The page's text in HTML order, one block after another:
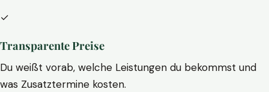
✓
Transparente Preise
Du weißt vorab, welche Leistungen du bekommst und
was Zusatztermine kosten.